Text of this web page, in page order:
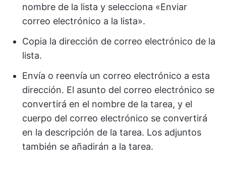
nombre de la lista y selecciona «Enviar
correo electrónico a la lista».
Copia la dirección de correo electrónico de la
lista.
Envía o reenvía un correo electrónico a esta
dirección. El asunto del correo electrónico se
convertirá en el nombre de la tarea, y el
cuerpo del correo electrónico se convertirá
en la descripción de la tarea. Los adjuntos
también se añadirán a la tarea.